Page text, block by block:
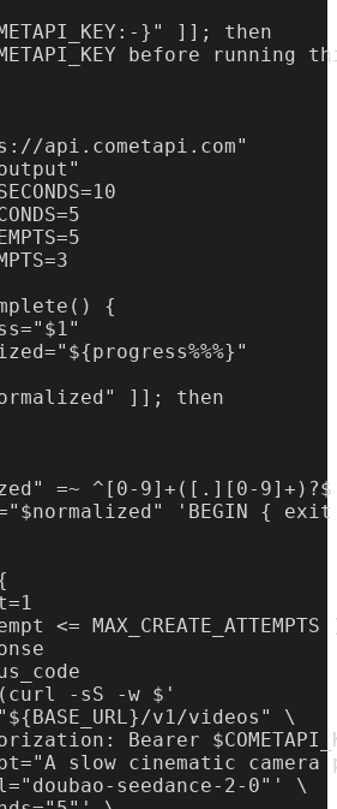
}" ]]; then
before running
api.cometapi.com"
output"
{
]]; then
=~ ^[0-9]+([.][0-
'BEGIN {
<= MAX_CREATE_ATTEMPTS
-sS -w $'
v1/videos" \
Bearer
slow cinematic camera
seedance-2-0"' \